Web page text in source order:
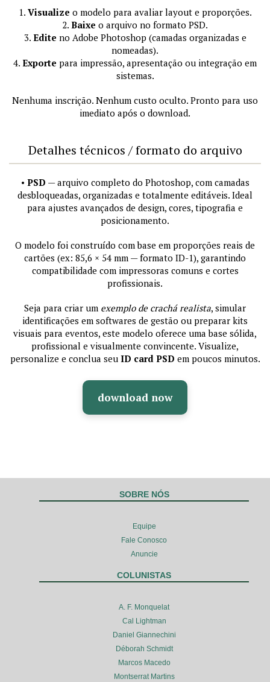
1. Visualize o modelo para avaliar layout e proporções.
2. Baixe o arquivo no formato PSD.
3. Edite no Adobe Photoshop (camadas organizadas e
nomeadas).
4. Exporte para impressão, apresentação ou integração em
sistemas.
Nenhuma inscrição. Nenhum custo oculto. Pronto para uso
imediato após o download.
Detalhes técnicos / formato do arquivo
• PSD — arquivo completo do Photoshop, com camadas
desbloqueadas, organizadas e totalmente editáveis. Ideal
para ajustes avançados de design, cores, tipografia e
posicionamento.
O modelo foi construído com base em proporções reais de
cartões (ex: 85,6 × 54 mm — formato ID-1), garantindo
compatibilidade com impressoras comuns e cortes
profissionais.
Seja para criar um exemplo de crachá realista, simular
identificações em softwares de gestão ou preparar kits
visuais para eventos, este modelo oferece uma base sólida,
profissional e visualmente convincente. Visualize,
personalize e conclua seu ID card PSD em poucos minutos.
download now
SOBRE NÓS
Equipe
Fale Conosco
Anuncie
COLUNISTAS
A. F. Monquelat
Cal Lightman
Daniel Giannechini
Déborah Schmidt
Marcos Macedo
Montserrat Martins